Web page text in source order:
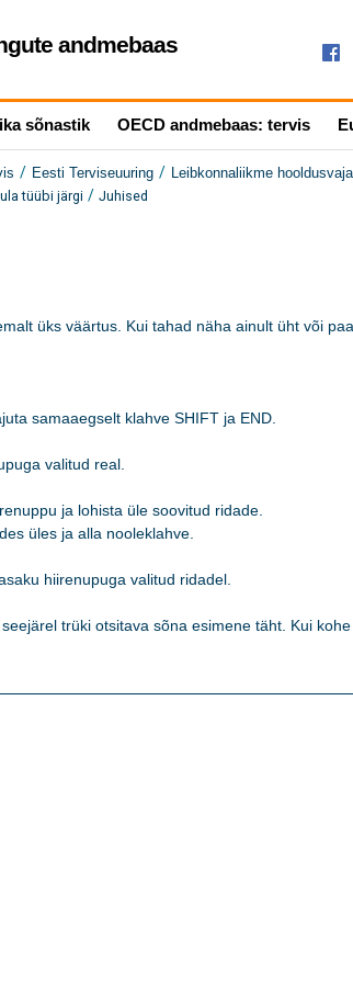
andmebaas
sõnastik OECD andmebaas: tervis
/ Eesti Terviseuuring / Leibkonnaliikme
tüübi järgi / Juhised
üks väärtus. Kui tahad näha ainult üht või
samaaegselt klahve SHIFT ja END.
valitud real.
ja lohista üle soovitud ridade.
üles ja alla nooleklahve.
hiirenupuga valitud ridadel.
trüki otsitava sõna esimene täht. Kui